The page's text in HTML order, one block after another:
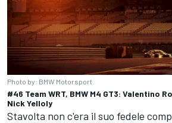
Photo by: BMW Motorsport
#46 Team WRT, BMW M4 GT3: Valentino
Nick Yelloly
Stavolta non c'era il suo fedele